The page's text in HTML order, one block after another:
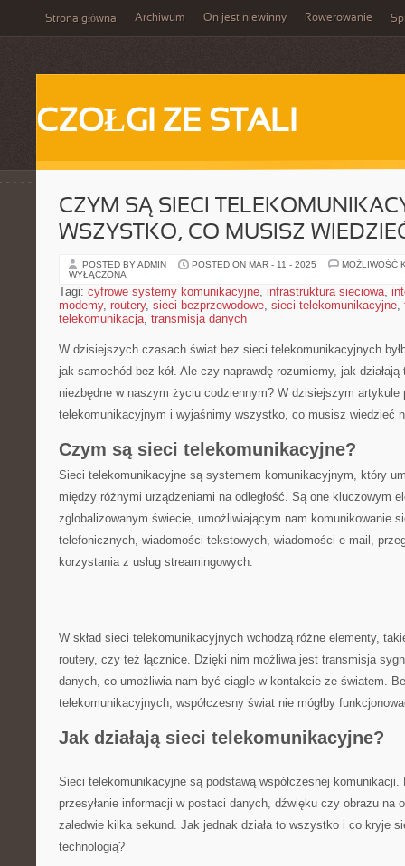
Strona główna Archiwum On jest niewinny Rowerowanie
CZOŁGI ZE STALI
CZYM SĄ SIECI
WSZYSTKO, CO MUSISZ
POSTED BY ADMIN POSTED ON MAR - 11 - 2025
MOŻLIWOŚĆ
WYŁĄCZONA
Tagi: cyfrowe systemy komunikacyjne, infrastruktura sieciowa,
modemy, routery, sieci bezprzewodowe, sieci telekomunikacyjne,
telekomunikacja, transmisja danych
W dzisiejszych czasach świat bez sieci telekomunikacyjnych
jak samochód‌ bez kół. Ale czy naprawdę rozumiemy, ⁣jak
niezbędne w⁣ naszym życiu codziennym? W dzisiejszym
telekomunikacyjnym i wyjaśnimy⁣ wszystko, co musisz ‌wiedzieć
Czym są sieci telekomunikacyjne?
Sieci telekomunikacyjne są ‍systemem komunikacyjnym, który
między ‍różnymi urządzeniami na odległość. Są ⁤one kluczowym
zglobalizowanym świecie, umożliwiającym nam komunikowanie
telefonicznych,‌ wiadomości tekstowych, wiadomości e-mail,
korzystania z usług streamingowych.
W skład sieci telekomunikacyjnych ​wchodzą różne elementy,
routery, ​czy też łącznice. Dzięki​ nim możliwa jest transmisja
danych, co umożliwia nam być⁣ ciągle w kontakcie ze światem.⁣
telekomunikacyjnych, współczesny świat⁤ nie mógłby
Jak działają sieci ⁤telekomunikacyjne?
Sieci‍ telekomunikacyjne są podstawą​ współczesnej
przesyłanie ⁤informacji⁣ w postaci⁢ danych, dźwięku czy obrazu na
zaledwie kilka sekund. Jak jednak‍ działa to wszystko i co kryje
technologią?